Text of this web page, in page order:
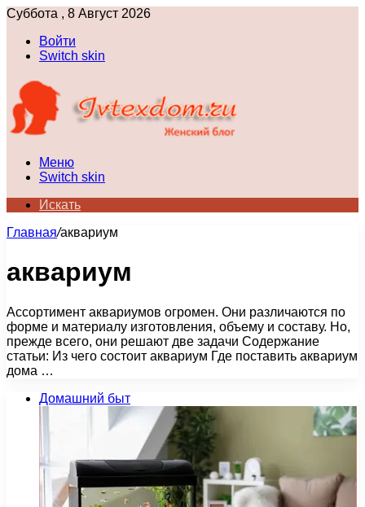
Суббота , 8 Август 2026
Войти
Switch skin
Меню
Switch skin
Искать
Главная/аквариум
аквариум
Ассортимент аквариумов огромен. Они различаются по
форме и материалу изготовления, объему и составу. Но,
прежде всего, они решают две задачи Содержание
статьи: Из чего состоит аквариум Где поставить аквариум
дома …
Домашний быт